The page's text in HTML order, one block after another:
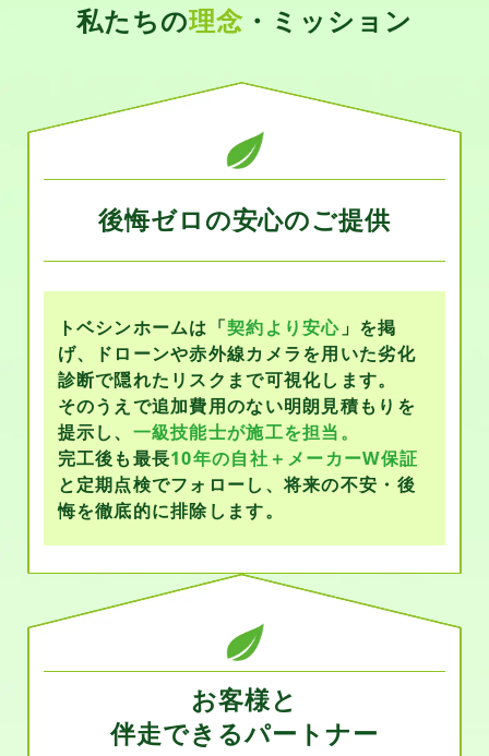
私たちの理念 ・ミッション
後悔ゼロの安心のご提供
トベシンホームは「契約より安心 」を掲
げ、ドローンや赤外線カメラを用いた劣化
診断で隠れたリスクまで可視化します。
そのうえで追加費用のない明朗見積もりを
提示し、 一級技能士が施工を担当。
完工後も最長10年の自社＋メーカーW保証
と定期点検でフォローし、将来の不安・後
悔を徹底的に排除します。
お客様と
伴走できるパートナー